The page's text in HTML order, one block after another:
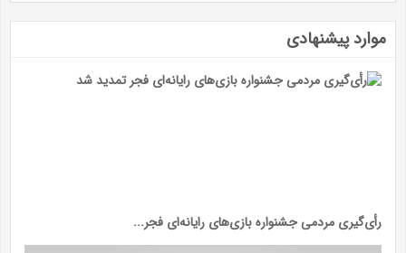
موارد پیشنهادی
رأی‌گیری مردمی جشنواره بازی‌های رایانه‌ای فجر...